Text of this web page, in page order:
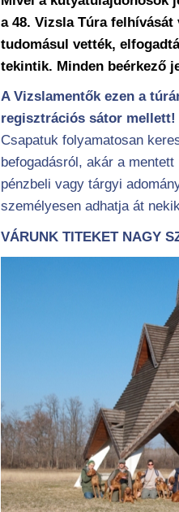
a 48. Vizsla Túra
tudomásul vették,
tekintik. Minden beérkező
A Vizslamentők ezen a
regisztrációs sátor mellett!
Csapatuk folyamatosan
befogadásról, akár a
pénzbeli vagy tárgyi
személyesen adhatja át
VÁRUNK TITEKET NAGY